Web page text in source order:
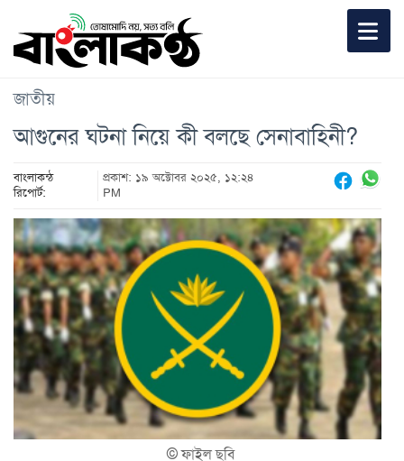
জাতীয়
আগুনের ঘটনা নিয়ে কী বলছে সেনাবাহিনী?
বাংলাকন্ঠ
রিপোর্ট:
প্রকাশ: ১৯ অক্টোবর ২০২৫, ১২:২৪
PM
©ফাইল ছবি